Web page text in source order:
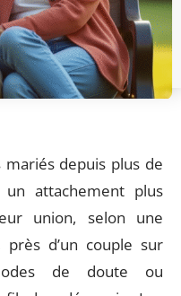
mariés depuis plus de
attachement plus
union, selon une
près d’un couple sur
de doute ou